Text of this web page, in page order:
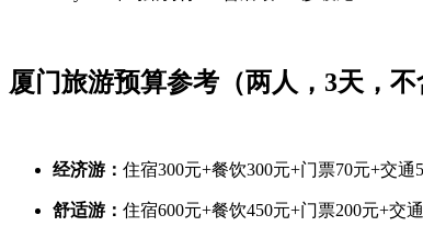
厦门旅游预算参考（两人，3天，不
经济游： 住宿300元+餐饮300元+门票70元+交通
舒适游： 住宿600元+餐饮450元+门票200元+交